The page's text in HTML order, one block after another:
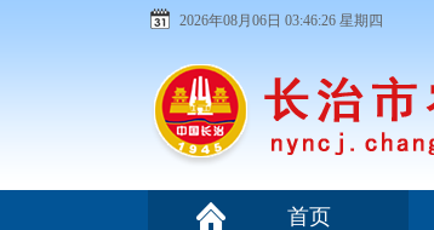
2026年08月06日 03:46:27 星期四
首页